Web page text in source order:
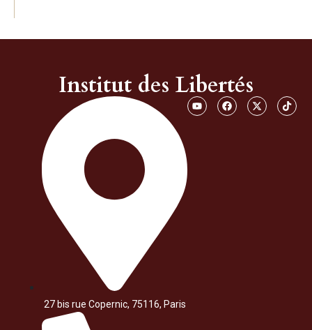
Institut des Libertés
27 bis rue Copernic, 75116, Paris